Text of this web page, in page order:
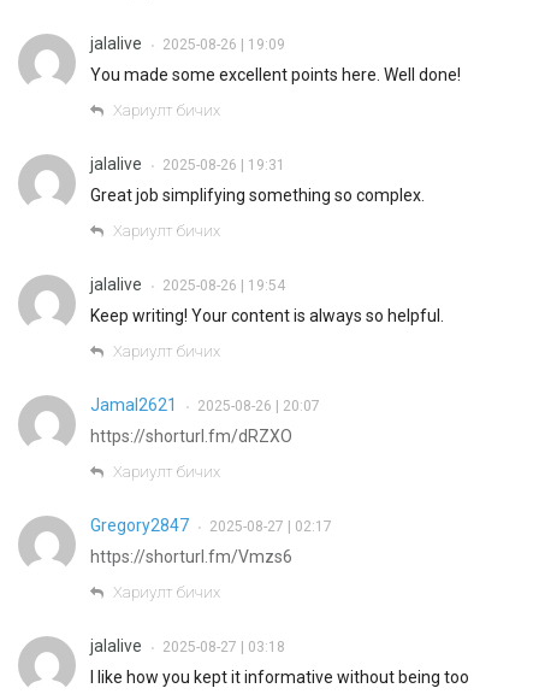
jalalive • 2025-08-26 | 19:09
You made some excellent points here. Well done!
Хариулт бичих
jalalive • 2025-08-26 | 19:31
Great job simplifying something so complex.
Хариулт бичих
jalalive • 2025-08-26 | 19:54
Keep writing! Your content is always so helpful.
Хариулт бичих
Jamal2621 • 2025-08-26 | 20:07
https://shorturl.fm/dRZXO
Хариулт бичих
Gregory2847 • 2025-08-27 | 02:17
https://shorturl.fm/Vmzs6
Хариулт бичих
jalalive • 2025-08-27 | 03:18
I like how you kept it informative without being too